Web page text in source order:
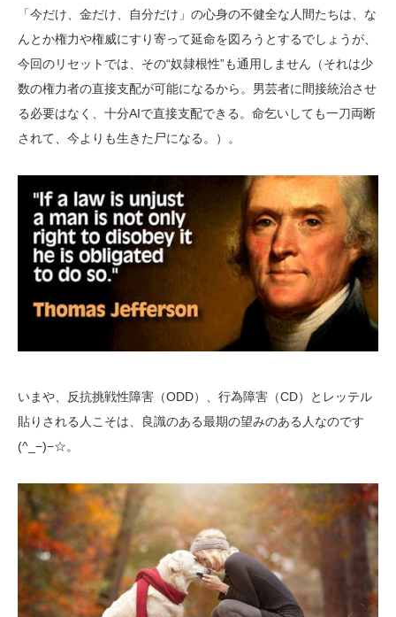
「今だけ、金だけ、自分だけ」の心身の不健全な人間たちは、な
んとか権力や権威にすり寄って延命を図ろうとするでしょうが、
今回のリセットでは、その“奴隷根性”も通用しません（それは少
数の権力者の直接支配が可能になるから。男芸者に間接統治させ
る必要はなく、十分AIで直接支配できる。命乞いしても一刀両断
されて、今よりも生きた尸になる。）。
いまや、反抗挑戦性障害（ODD）、行為障害（CD）とレッテル
貼りされる人こそは、良識のある最期の望みのある人なのです
(^_−)−☆。